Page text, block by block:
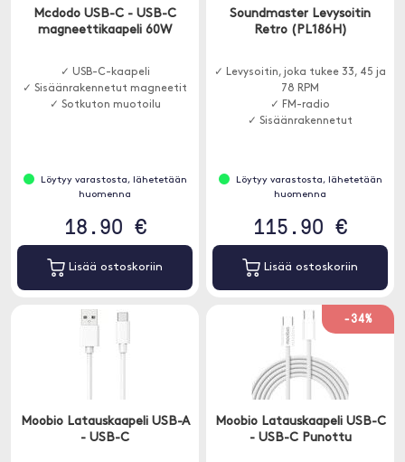
Mcdodo USB-C - USB-C
magneettikaapeli 60W
✓ USB-C-kaapeli
✓ Sisäänrakennetut magneetit
✓ Sotkuton muotoilu
Löytyy varastosta, lähetetään
huomenna
18.90 €
Lisää ostoskoriin
Soundmaster Levysoitin
Retro (PL186H)
✓ Levysoitin, joka tukee 33, 45 ja
78 RPM
✓ FM-radio
✓ Sisäänrakennetut
Löytyy varastosta, lähetetään
huomenna
115.90 €
Lisää ostoskoriin
Moobio Latauskaapeli USB-A
- USB-C
-34%
Moobio Latauskaapeli USB-C
- USB-C Punottu